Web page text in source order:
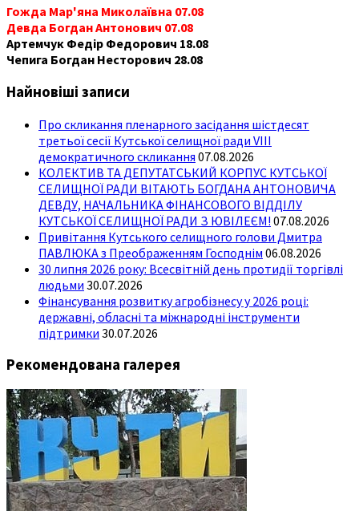
Гожда Мар'яна Миколаївна 07.08
Девда Богдан Антонович 07.08
Артемчук Федір Федорович 18.08
Чепига Богдан Несторович 28.08
Найновіші записи
Про скликання пленарного засідання шістдесят
третьої сесії Кутської селищної ради VIII
демократичного скликання 07.08.2026
КОЛЕКТИВ ТА ДЕПУТАТСЬКИЙ КОРПУС КУТСЬКОЇ
СЕЛИЩНОЇ РАДИ ВІТАЮТЬ БОГДАНА АНТОНОВИЧА
ДЕВДУ, НАЧАЛЬНИКА ФІНАНСОВОГО ВІДДІЛУ
КУТСЬКОЇ СЕЛИЩНОЇ РАДИ З ЮВІЛЕЄМ! 07.08.2026
Привітання Кутського селищного голови Дмитра
ПАВЛЮКА з Преображенням Господнім 06.08.2026
30 липня 2026 року: Всесвітній день протидії торгівлі
людьми 30.07.2026
Фінансування розвитку агробізнесу у 2026 році:
державні, обласні та міжнародні інструменти
підтримки 30.07.2026
Рекомендована галерея